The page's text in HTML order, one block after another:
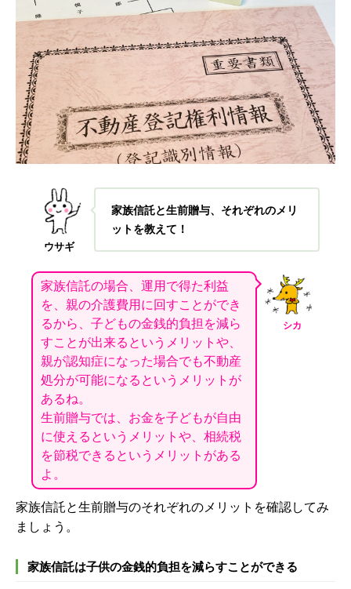
ウサギ
家族信託と生前贈与、それぞれのメリ
ットを教えて！
シカ
家族信託の場合、運用で得た利益
を、親の介護費用に回すことができ
るから、子どもの金銭的負担を減ら
すことが出来るというメリットや、
親が認知症になった場合でも不動産
処分が可能になるというメリットが
あるね。
生前贈与では、お金を子どもが自由
に使えるというメリットや、相続税
を節税できるというメリットがある
よ。
家族信託と生前贈与のそれぞれのメリットを確認してみ
ましょう。
家族信託は子供の金銭的負担を減らすことができる